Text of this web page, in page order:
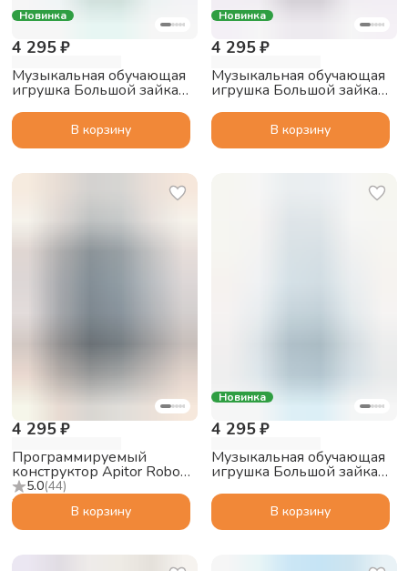
Новинка
4 295 ₽
Музыкальная обучающая
игрушка Большой зайка
Bluetooth колонки,
мятный В корзину
Новинка
4 295 ₽
Музыкальная обучающая
игрушка Большой зайка
Bluetooth колонки,
фиолетовыйВ корзину
5.0(44)
4 295 ₽
Программируемый
конструктор Apitor Robot
J 6в1
В корзину
Новинка
4 295 ₽
Музыкальная обучающая
игрушка Большой зайка
Bluetooth колонки, синий
В корзину